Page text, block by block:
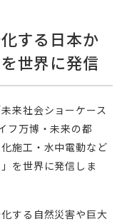
する日本か
世界に発信
来社会ショーケース
フ万博・未来の都
施工・水中電動など
を世界に発信しま
する自然災害や巨大